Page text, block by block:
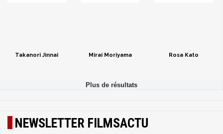
Takanori Jinnai Mirai Moriyama Rosa Kato
NEWSLETTER FILMSACTU